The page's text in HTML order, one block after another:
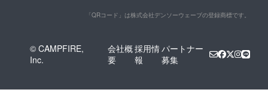
「QRコード」は株式会社デンソーウェーブの登録商標です。
© CAMPFIRE,
Inc.
会社概
要
採用情
報
パートナー
募集